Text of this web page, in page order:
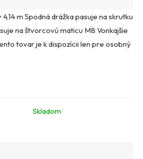
m Spodná drážka pasuje na skrutku
na štvorcovú maticu M8 Vonkajšie
tovar je k dispozícii len pre osobný
Skladom